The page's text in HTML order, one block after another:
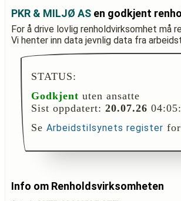
PKR & MILJØ AS en godkjent
For å drive lovlig renholdvirksomhet
Vi henter inn data jevnlig data fra
STATUS:
Godkjent uten ansatte
Sist oppdatert: 20.07.26
Se Arbeidstilsynets register
Info om Renholdsvirksomheten